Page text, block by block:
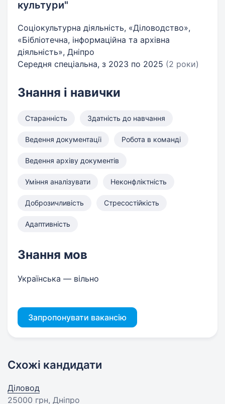
культури"
Соціокультурна діяльність, «Діловодство»,
«Бібліотечна, інформаційна та архівна
діяльність», Дніпро
Середня спеціальна, з 2023 по 2025 (2 роки)
Знання і навички
Старанність Здатність до навчання
Ведення документації Робота в команді
Ведення архіву документів
Уміння аналізувати Неконфліктність
Доброзичливість Стресостійкість
Адаптивність
Знання мов
Українська — вільно
Запропонувати вакансію
Схожі кандидати
Діловод
25000 грн, Дніпро